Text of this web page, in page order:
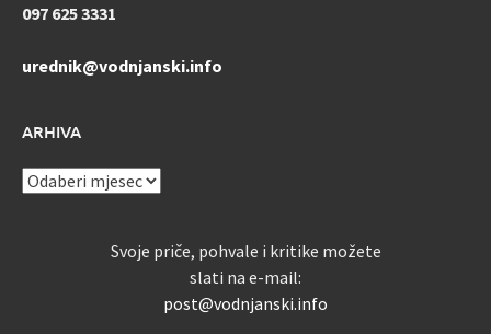
097 625 3331
urednik@vodnjanski.info
ARHIVA
ARHIVA
Svoje priče, pohvale i kritike možete
slati na e-mail:
post@vodnjanski.info